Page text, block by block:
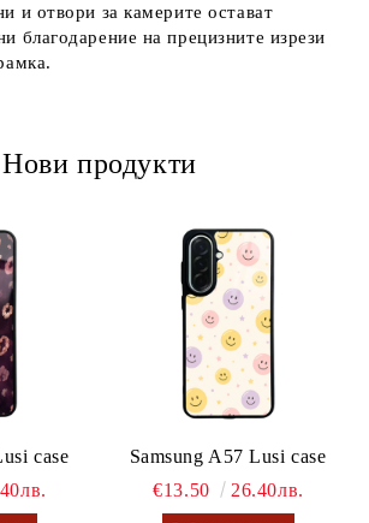
и отвори за камерите остават
благодарение на прецизните изрези
Нови продукти
case
Samsung A57 Lusi case
€13.50
26.40лв.